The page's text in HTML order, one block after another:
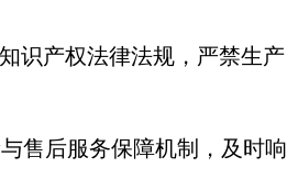
识产权法律法规，严禁生
售后服务保障机制，及时